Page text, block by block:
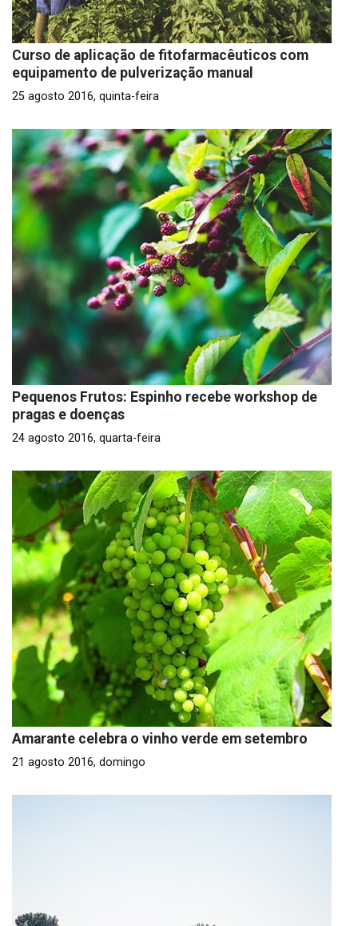
Curso de aplicação de fitofarmacêuticos com
equipamento de pulverização manual
25 agosto 2016, quinta-feira
Pequenos Frutos: Espinho recebe workshop de
pragas e doenças
24 agosto 2016, quarta-feira
Amarante celebra o vinho verde em setembro
21 agosto 2016, domingo